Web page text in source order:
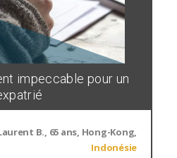
impeccable pour un
B., 65 ans, Hong-Kong,
Indonésie